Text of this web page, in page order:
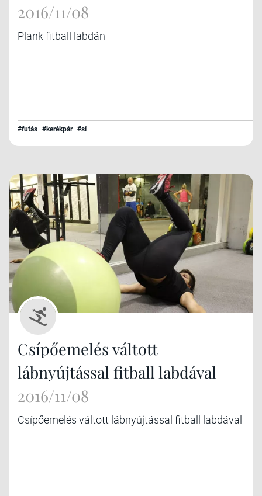
2016/11/08
Plank fitball labdán
#futás #kerékpár #sí
Csípőemelés váltott
lábnyújtással fitball labdával
2016/11/08
Csípőemelés váltott lábnyújtással fitball labdával